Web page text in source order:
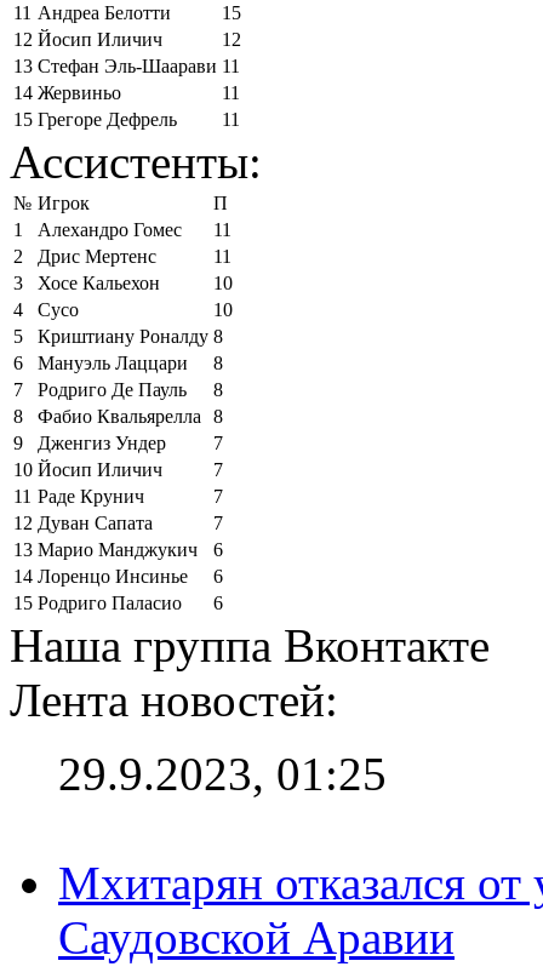
11 Андреа Белотти
15
12 Йосип Иличич
12
13 Стефан Эль-Шаарави 11
14 Жервиньо
11
15 Грегоре Дефрель 11
Ассистенты:
№ Игрок
П
1
Алехандро Гомес
11
2
Дрис Мертенс
11
3
Хосе Кальехон
10
4
Сусо
10
5
Криштиану Роналду 8
6
Мануэль Лаццари
8
7
Родриго Де Пауль
8
8
Фабио Квальярелла
8
9
Дженгиз Ундер
7
10 Йосип Иличич
7
11 Раде Крунич
7
12 Дуван Сапата
7
13 Марио Манджукич
6
14 Лоренцо Инсинье
6
15 Родриго Паласио 6
Наша группа Вконтакте
Лента новостей:
29.9.2023, 01:25
Мхитарян отказался от
Саудовской Аравии